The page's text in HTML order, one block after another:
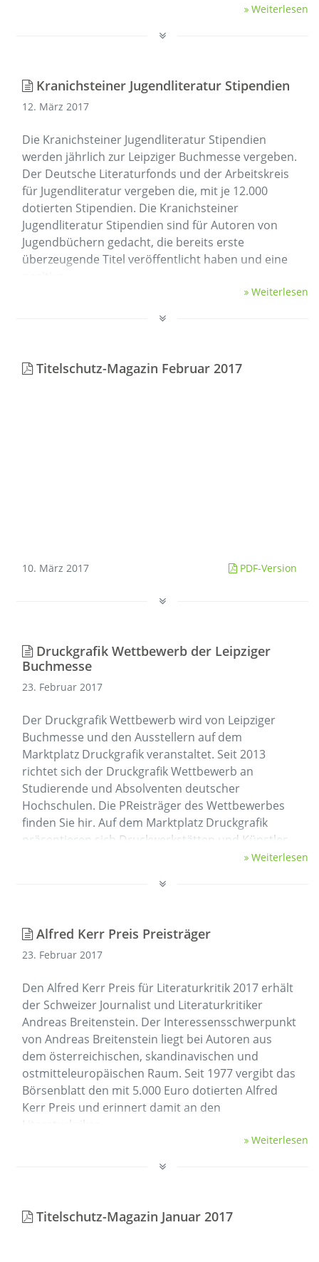
Weiterlesen
Kranichsteiner Jugendliteratur Stipendien
12. März 2017
Die Kranichsteiner Jugendliteratur Stipendien
werden jährlich zur Leipziger Buchmesse vergeben.
Der Deutsche Literaturfonds und der Arbeitskreis
für Jugendliteratur vergeben die, mit je 12.000
dotierten Stipendien. Die Kranichsteiner
Jugendliteratur Stipendien sind für Autoren von
Jugendbüchern gedacht, die bereits erste
überzeugende Titel veröffentlicht haben und eine
Weiterlesen
Titelschutz-Magazin Februar 2017
10. März 2017 PDF-Version
Druckgrafik Wettbewerb der Leipziger
Buchmesse
23. Februar 2017
Der Druckgrafik Wettbewerb wird von Leipziger
Buchmesse und den Ausstellern auf dem
Marktplatz Druckgrafik veranstaltet. Seit 2013
richtet sich der Druckgrafik Wettbewerb an
Studierende und Absolventen deutscher
Hochschulen. Die PReisträger des Wettbewerbes
finden Sie hir. Auf dem Marktplatz Druckgrafik
präsentieren sich Druckwerkstätten und Künstler
Weiterlesen
Alfred Kerr Preis Preisträger
23. Februar 2017
Den Alfred Kerr Preis für Literaturkritik 2017 erhält
der Schweizer Journalist und Literaturkritiker
Andreas Breitenstein. Der Interessensschwerpunkt
von Andreas Breitenstein liegt bei Autoren aus
dem österreichischen, skandinavischen und
ostmitteleuropäischen Raum. Seit 1977 vergibt das
Börsenblatt den mit 5.000 Euro dotierten Alfred
Kerr Preis und erinnert damit an den
Literaturkriker …
Weiterlesen
Titelschutz-Magazin Januar 2017